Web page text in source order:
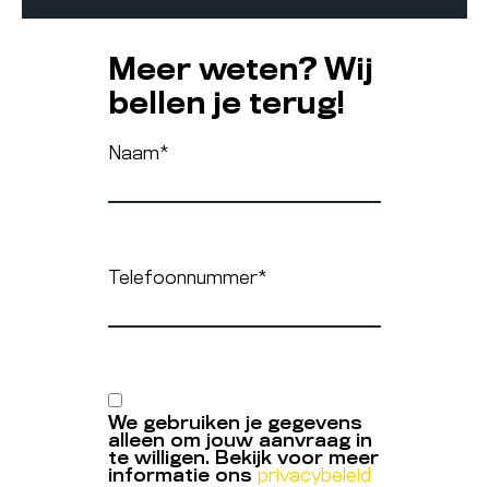
Meer weten? Wij
bellen je terug!
Naam*
Telefoonnummer*
We gebruiken je gegevens
alleen om jouw aanvraag in
te willigen. Bekijk voor meer
informatie ons privacybeleid